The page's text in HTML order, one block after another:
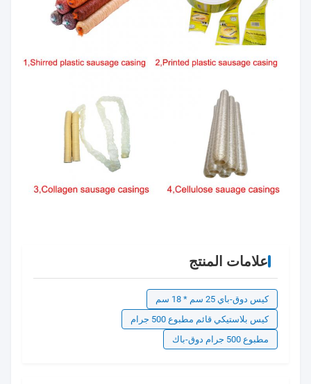
علامات المنتج
كيس دوق-باي 25 سم * 18 سم
كيس بلاستيكي قائم مطبوع 500 جرام
مطبوع 500 جرام دوق-باك